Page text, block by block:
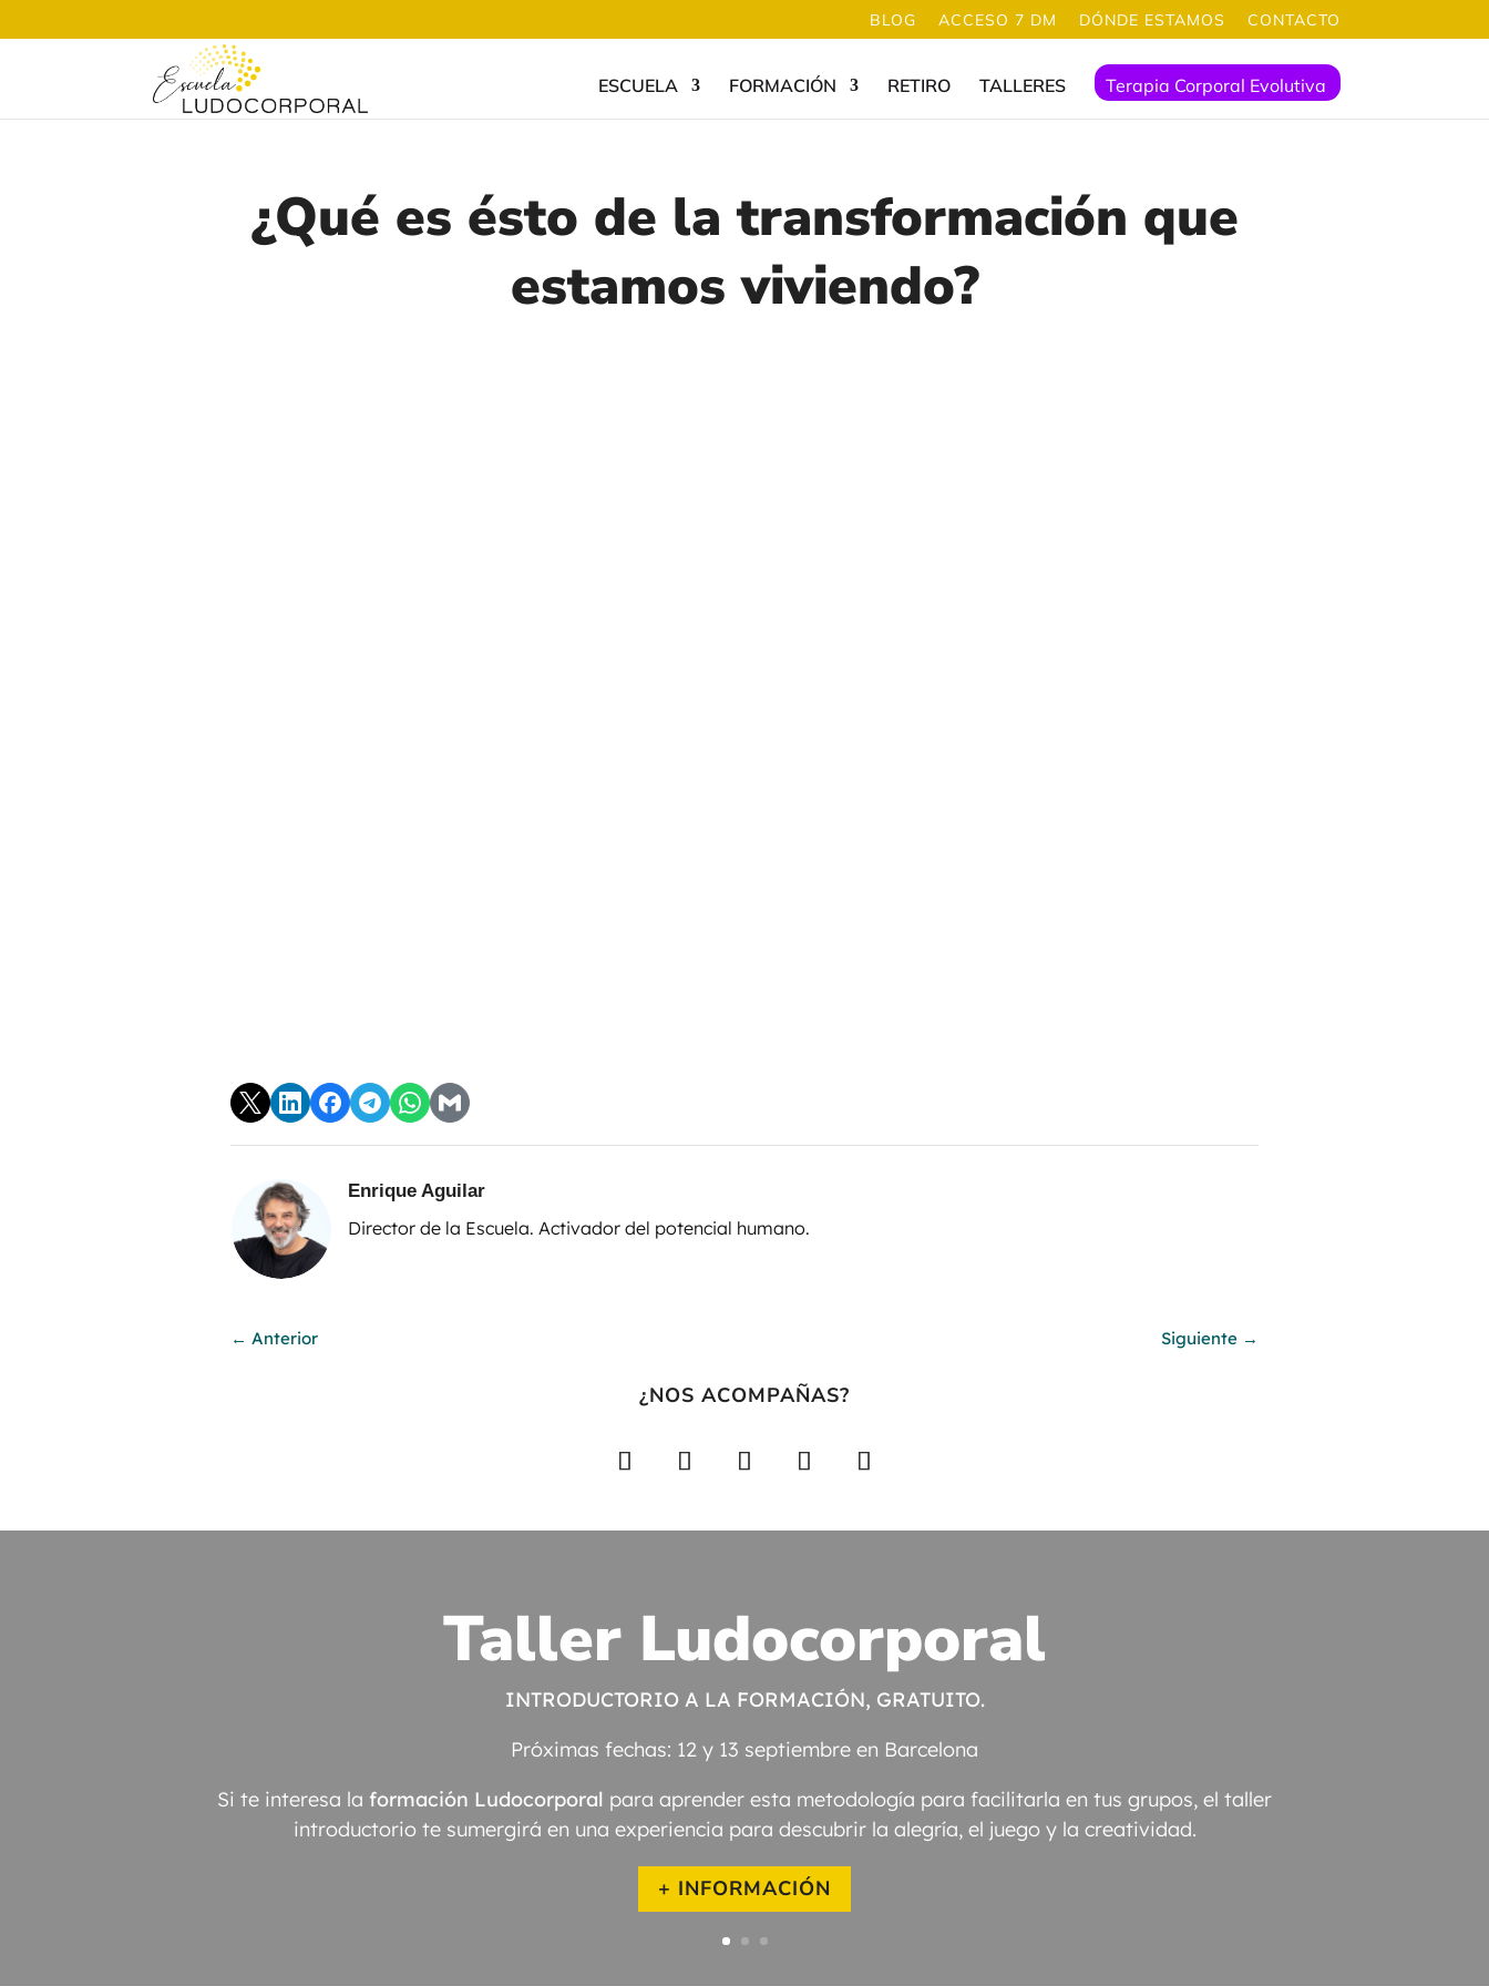
BLOG ACCESO 7 DM DÓNDE ESTAMOS CONTACTO
ESCUELA FORMACIÓN RETIRO TALLERES Terapia Corporal Evolutiva
¿Qué es ésto de la transformación que
estamos viviendo?
Enrique Aguilar
Director de la Escuela. Activador del potencial humano.
←Anterior Siguiente→
¿NOS ACOMPAÑAS?
Taller Ludocorporal
INTRODUCTORIO A LA FORMACIÓN, GRATUITO.
Próximas fechas: 12 y 13 septiembre en Barcelona
Si te interesa la formación Ludocorporal para aprender esta metodología para facilitarla en tus grupos, el taller
introductorio te sumergirá en una experiencia para descubrir la alegría, el juego y la creatividad.
+ INFORMACIÓN
INICIO 24 DE OCTUBRE DEL 2026